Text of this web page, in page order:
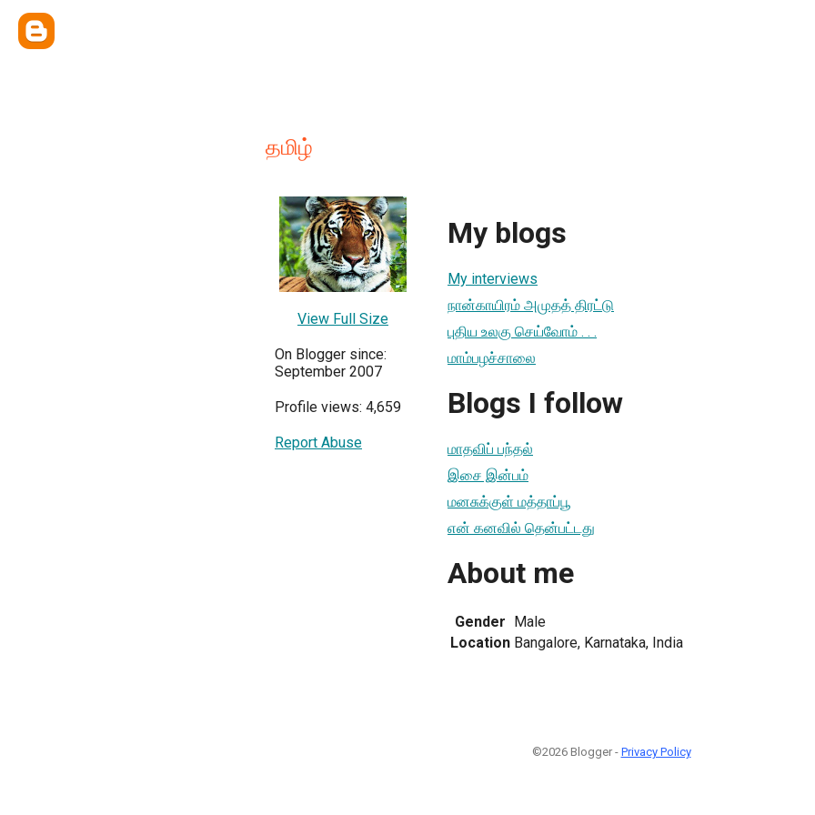
தமிழ்
View Full Size
On Blogger since:
September 2007
Profile views: 4,659
Report Abuse
My blogs
My interviews
நான்காயிரம் அமுதத் திரட்டு
புதிய உலகு செய்வோம் . . .
மாம்பழச்சாலை
Blogs I follow
மாதவிப் பந்தல்
இசை இன்பம்
மனசுக்குள் மத்தாப்பூ
என் கனவில் தென்பட்டது
About me
Gender Male
Location Bangalore, Karnataka, India
©2026 Blogger - Privacy Policy